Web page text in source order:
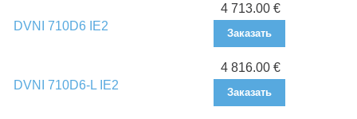
DVNI 710D6 IE2
4 713.00 €
Заказать
DVNI 710D6-L IE2
4 816.00 €
Заказать